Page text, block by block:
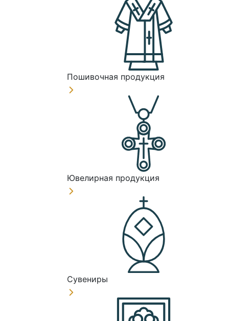
Пошивочная продукция
Ювелирная продукция
Сувениры